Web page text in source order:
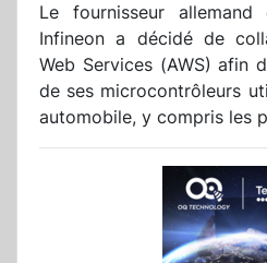
Le fournisseur allemand
Infineon a décidé de
Web Services (AWS) afin
de ses microcontrôleurs
automobile, y compris les